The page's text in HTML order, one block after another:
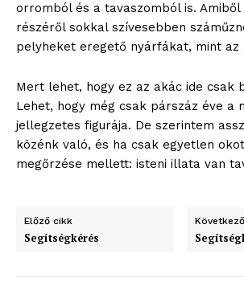
orromból és a tavaszomból is. Amiből
részéről sokkal szívesebben
pelyheket eregető nyárfákat, mint az
Mert lehet, hogy ez az akác ide csak
Lehet, hogy még csak párszáz éve a
jellegzetes figurája. De szerintem
közénk való, és ha csak egyetlen
megőrzése mellett: isteni illata van
Előző cikk
Segítségkérés